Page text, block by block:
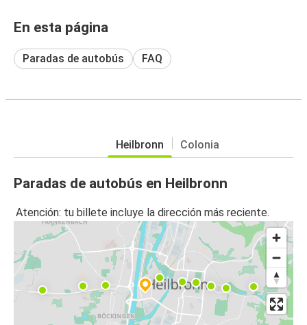
En esta página
Paradas de autobús FAQ
Heilbronn Colonia
Paradas de autobús en Heilbronn
Atención: tu billete incluye la dirección más reciente.